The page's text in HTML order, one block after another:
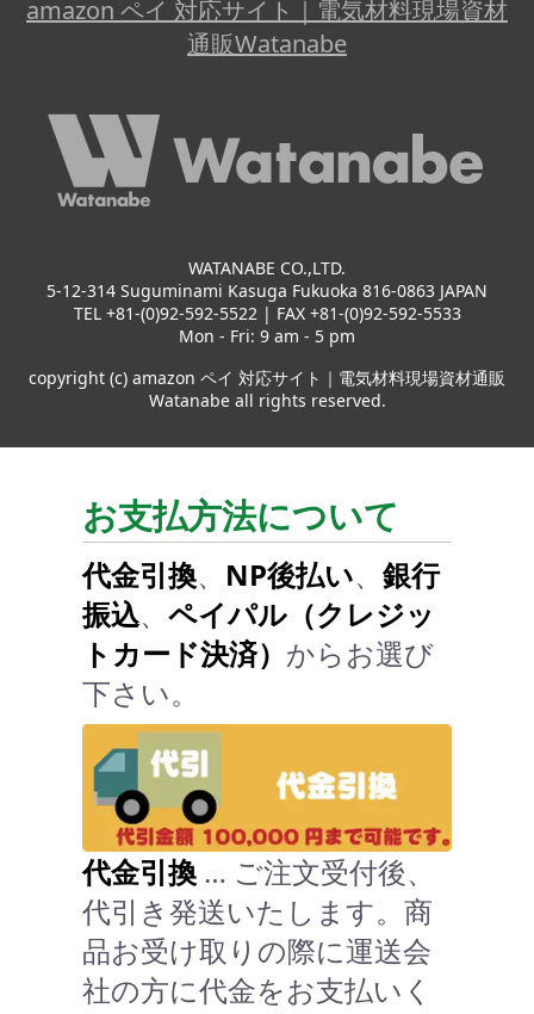
amazon ペイ 対応サイト｜電気材料現場資材
通販Watanabe
WATANABE CO.,LTD.
5-12-314 Suguminami Kasuga Fukuoka 816-0863 JAPAN
TEL +81-(0)92-592-5522 | FAX +81-(0)92-592-5533
Mon - Fri: 9 am - 5 pm
copyright (c) amazon ペイ 対応サイト｜電気材料現場資材通販
Watanabe all rights reserved.
お支払方法について
代金引換、 NP後払い、 銀行
振込、 ペイパル（クレジッ
トカード決済） からお選び
下さい。
代金引換 … ご注文受付後、
代引き発送いたします。商
品お受け取りの際に運送会
社の方に代金をお支払いく